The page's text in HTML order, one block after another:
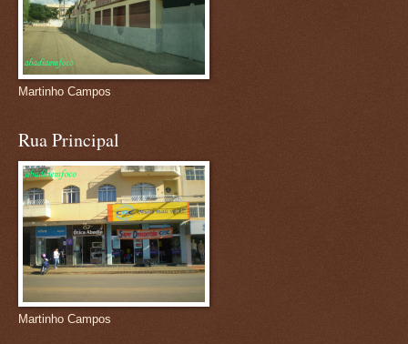
Martinho Campos
Rua Principal
Martinho Campos